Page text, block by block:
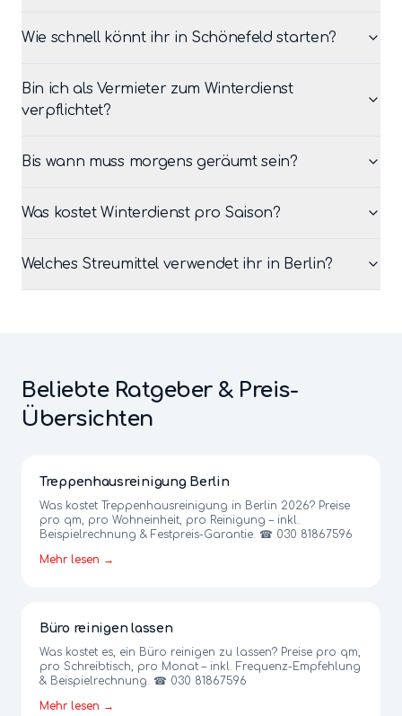
Wie schnell könnt ihr in Schönefeld starten?
Bin ich als Vermieter zum Winterdienst
verpflichtet?
Bis wann muss morgens geräumt sein?
Was kostet Winterdienst pro Saison?
Welches Streumittel verwendet ihr in Berlin?
Beliebte Ratgeber & Preis-
Übersichten
Treppenhausreinigung Berlin
Was kostet Treppenhausreinigung in Berlin 2026? Preise
pro qm, pro Wohneinheit, pro Reinigung – inkl.
Beispielrechnung & Festpreis-Garantie. ☎ 030 81867596
Mehr lesen →
Büro reinigen lassen
Was kostet es, ein Büro reinigen zu lassen? Preise pro qm,
pro Schreibtisch, pro Monat – inkl. Frequenz-Empfehlung
& Beispielrechnung. ☎ 030 81867596
Mehr lesen →